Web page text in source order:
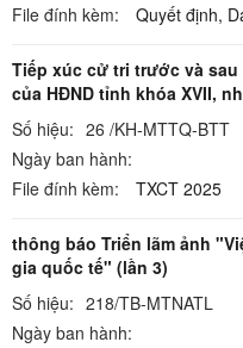
File đính kèm:
Quyết định,
Tiếp xúc cử tri trước và
của HĐND tỉnh khóa XVII,
Số hiệu: 26 /KH-MTTQ-BTT
Ngày ban hành:
File đính kèm:
TXCT 2025
thông báo Triển lãm ảnh
gia quốc tế" (lần 3)
Số hiệu: 218/TB-MTNATL
Ngày ban hành: